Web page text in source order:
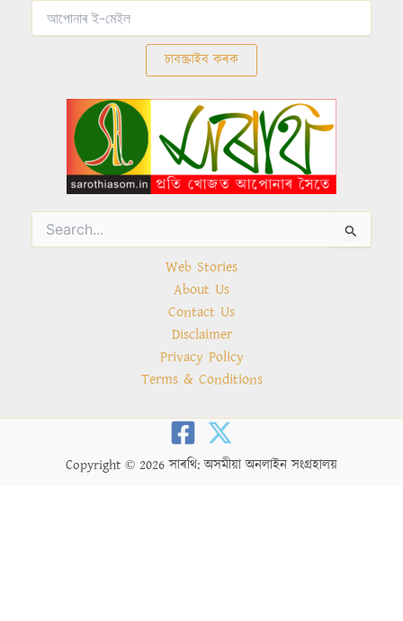
Search
for:
Web Stories
About Us
Contact Us
Disclaimer
Privacy Policy
Terms & Conditions
Copyright © 2026 সাৰথি: অসমীয়া অনলাইন সংগ্ৰহালয়